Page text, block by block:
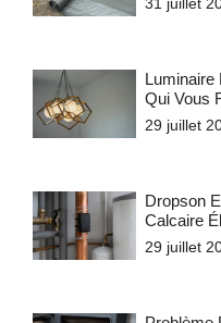
Luminaire
Qui Vous
29 juillet
Dropson
Calcaire
29 juillet